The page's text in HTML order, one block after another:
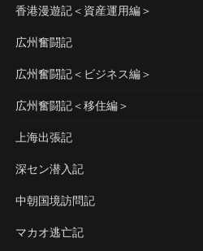
香港漫遊記＜資産運用編＞
広州奮闘記
広州奮闘記＜ビジネス編＞
広州奮闘記＜移住編＞
上海出張記
深セン潜入記
中朝国境訪問記
マカオ逃亡記